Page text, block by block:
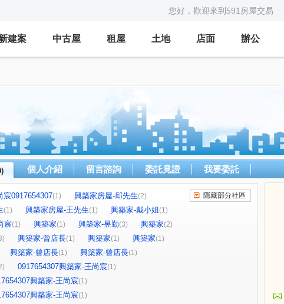
您好，歡迎來到591房屋交易
建案 中古屋 租屋 土地 店面 辦公
個人介紹 留言諮詢 委託見證 我要委託
宸0917654307(1) 興築家房屋-邱先生(2)
(1) 興築家房屋-王先生(1) 興築家-戴小姐(1)
宸(1) 興築家(1) 興築家-昱勤(3) 興築家(2)
興築家-曾店長(1) 興築家(1) 興築家(1)
興築家-曾店長(1) 興築家-曾店長(1)
0917654307興築家-王尚宸(1)
興築家-王尚宸(1)
興築家-王尚宸(1)
隱藏部分社區